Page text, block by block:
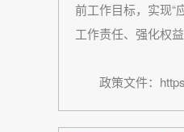
前工作目标，实现“
工作责任、强化权益
政策文件：